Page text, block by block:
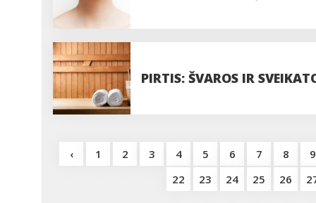
PIRTIS: ŠVAROS IR
‹ 1 2 3 4 5 6 7 8
9
22
23 24 25 26